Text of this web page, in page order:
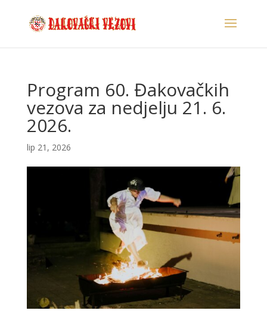
Program 60. Đakovačkih
vezova za nedjelju 21. 6.
2026.
lip 21, 2026